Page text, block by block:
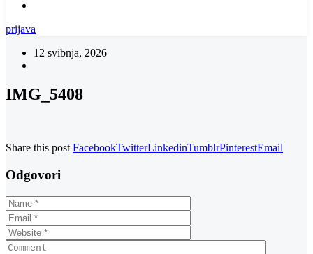
prijava
12 svibnja, 2026
IMG_5408
Share this post FacebookTwitterLinkedinTumblrPinterestEmail
Odgovori